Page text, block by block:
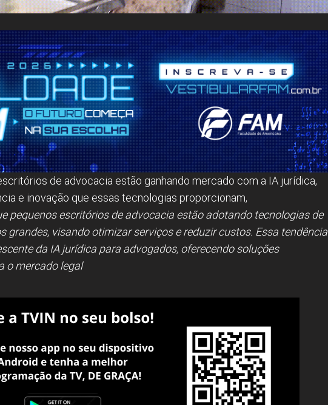
de advocacia estão ganhando mercado com a IA jurídica,
e inovação que essas tecnologias proporcionam,
pequenos escritórios de advocacia estão adotando tecnologias de
grandes, visando otimizar serviços e reduzir custos. Essa tendência
da IA jurídica para advogados, oferecendo soluções
o mercado legal